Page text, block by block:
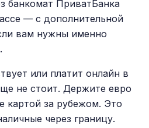
банкомат ПриватБанка
— с дополнительной
вам нужны именно
или платит онлайн в
не стоит. Держите евро
картой за рубежом. Это
через границу.